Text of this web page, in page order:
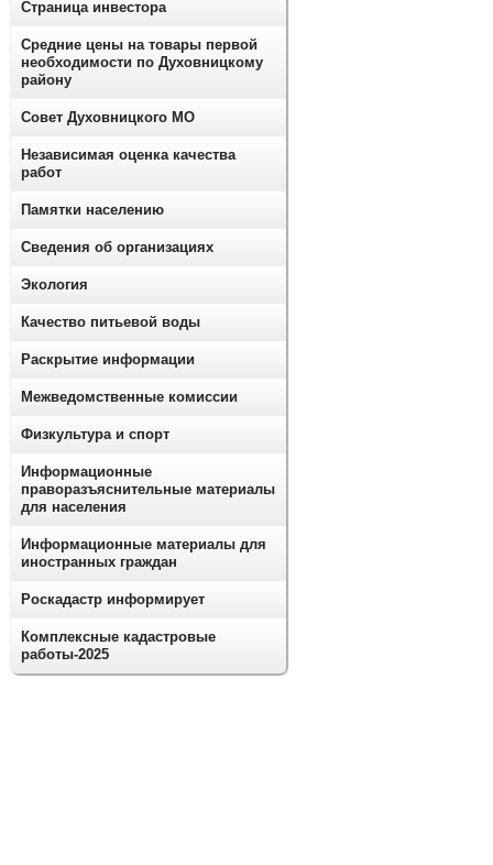
Страница инвестора
Средние цены на товары первой
необходимости по Духовницкому
району
Совет Духовницкого МО
Независимая оценка качества
работ
Памятки населению
Сведения об организациях
Экология
Качество питьевой воды
Раскрытие информации
Межведомственные комиссии
Физкультура и спорт
Информационные
праворазъяснительные материалы
для населения
Информационные материалы для
иностранных граждан
Роскадастр информирует
Комплексные кадастровые
работы-2025